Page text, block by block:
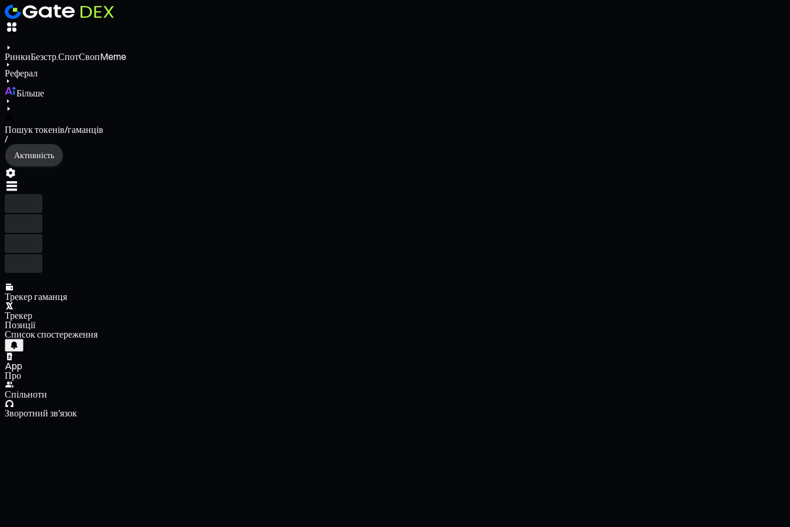
РинкиБезстр.СпотСвопMeme
Реферал
Більше
Пошук токенів/гаманців
/
Активність
Трекер гаманця
Трекер
Позиції
Список спостереження
App
Про
Спільноти
Зворотний зв'язок